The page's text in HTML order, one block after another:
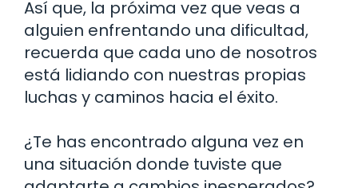
Así que, la próxima vez que veas a
alguien enfrentando una dificultad,
recuerda que cada uno de nosotros
está lidiando con nuestras propias
luchas y caminos hacia el éxito.
¿Te has encontrado alguna vez en
una situación donde tuviste que